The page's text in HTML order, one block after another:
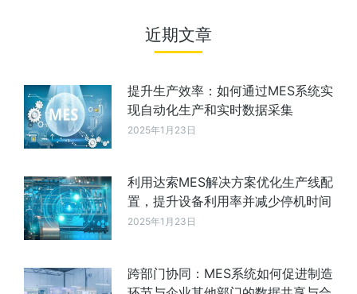
近期文章
提升生产效率：如何通过MES系统实
现自动化生产和实时数据采集
2025年1月23日
利用达索MES解决方案优化生产线配
置，提升设备利用率并减少停机时间
2025年1月23日
跨部门协同：MES系统如何促进制造